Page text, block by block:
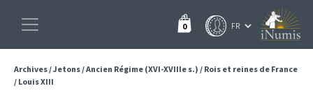
0
Archives/Jetons/Ancien Régime (XVI-XVIIIe s.) / Rois et reines de France
/ Louis XIII